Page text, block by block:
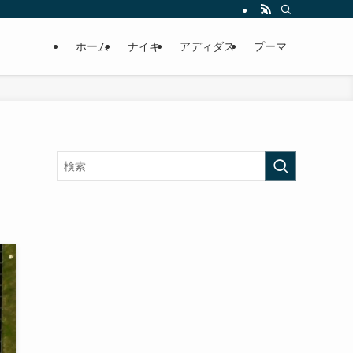
ホーム ナイキ アディダス プーマ